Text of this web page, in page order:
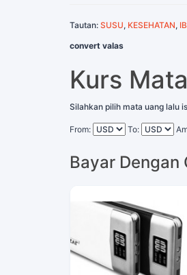
Tautan: SUSU, KESEHATAN,
convert valas
Kurs
Silahkan pilih mata uang lalu
From: To:
Bayar Dengan